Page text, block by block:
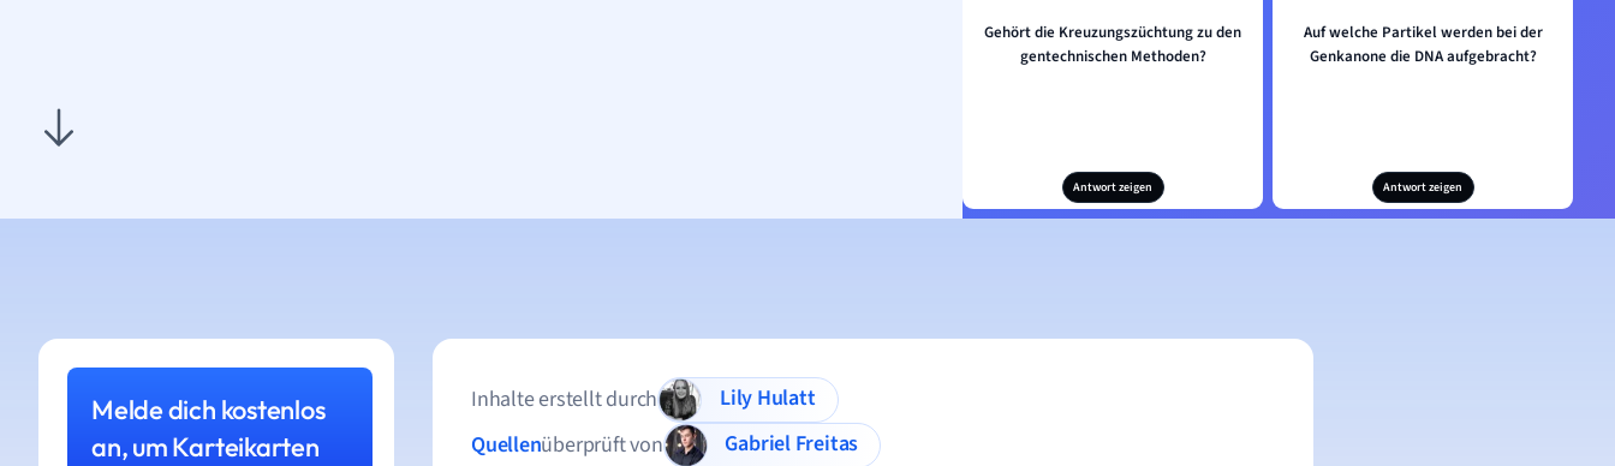
Gehört die Kreuzungszüchtung zu den
gentechnischen Methoden?
Antwort zeigen
Auf welche Partikel werden bei der
Genkanone die DNA aufgebracht?
Antwort zeigen
Melde dich kostenlos
an, um Karteikarten
Inhalte erstellt durch
Lily Hulatt
Quellenüberprüft von
Gabriel Freitas